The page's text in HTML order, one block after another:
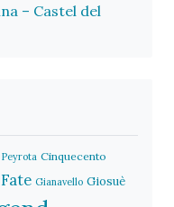
– Castel del
Cinquecento
Fate Gianavello Giosuè